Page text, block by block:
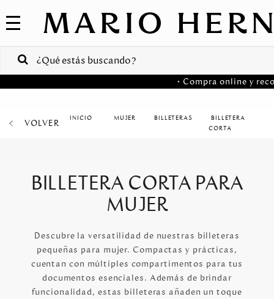
COLECCIONES
VENTAS
Costa
Venezuela
• Compra online y
VOLVER MUJER BILLETERAS
BILLETERA
CORTA
BILLETERA CORTA PARA
MUJER
Descubre la versatilidad de nuestras billeteras
pequeñas para mujer. Compactas y prácticas,
cuentan con múltiples compartimentos para tus
documentos esenciales. Además de brindar
funcionalidad, estas billeteras añaden un toque